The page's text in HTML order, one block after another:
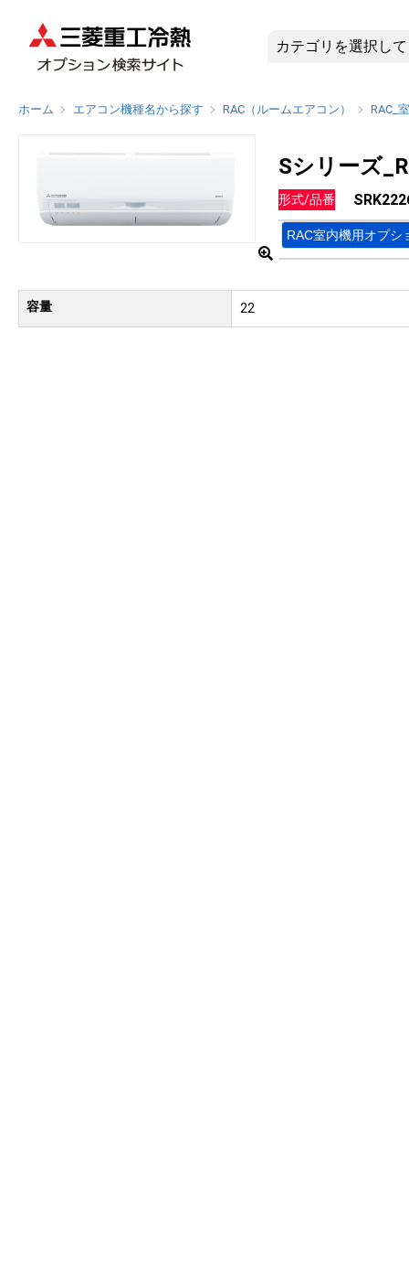
ホーム エアコン機種名から探す RAC（ルームエアコン） RAC_
Sシリーズ
形式/品番
RAC室内機用オプシ
容量 22